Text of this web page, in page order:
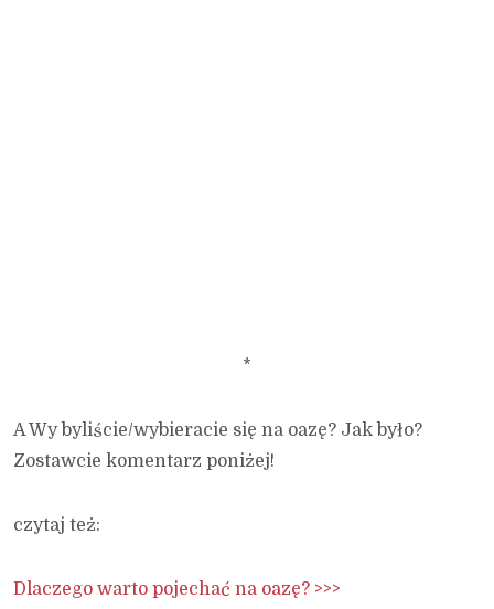
*
A Wy byliście/wybieracie się na oazę? Jak było?
Zostawcie komentarz poniżej!
czytaj też:
Dlaczego warto pojechać na oazę? >>>